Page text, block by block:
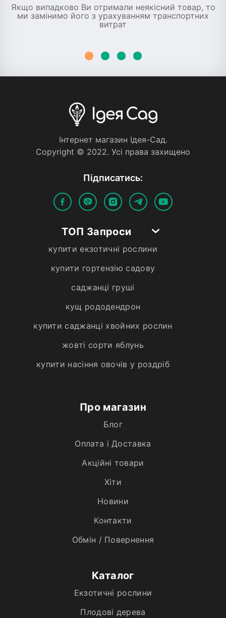
Якщо випадково Ви отримали неякісний товар, то
ми замінимо його з урахуванням транспортних
витрат
Iнтернет магазин Iдея-Сад.
Copyright © 2022. Усi права захищено
Пiдписатись:
ТОП Запроси
купити екзотичні рослини
купити гортензію садову
саджанці груші
кущ рододендрон
купити саджанці хвойних рослин
жовті сорти яблунь
купити насіння овочів у роздріб
Про магазин
Блог
Оплата і Доставка
Акційні товари
Хiти
Новини
Контакти
Обмін / Повернення
Каталог
Екзотичні рослини
Плодові дерева